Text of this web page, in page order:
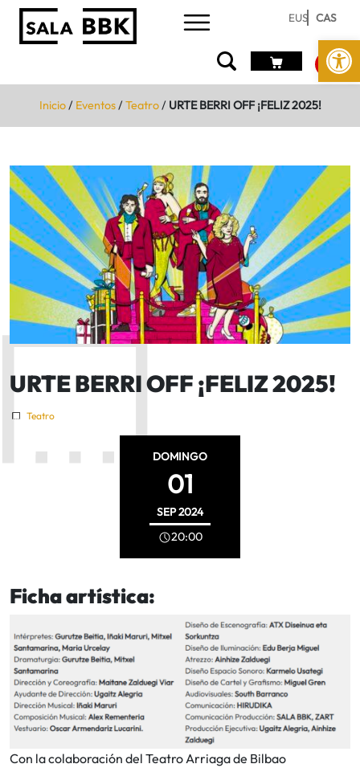
Abrir
EUS CAS
Inicio/ Eventos/Teatro/ URTE BERRI OFF ¡FELIZ 2025!
URTE BERRI OFF ¡FELIZ 2025!
Teatro
DOMINGO
01
SEP2024
20:00
Ficha artística:
Con la colaboración del Teatro Arriaga de Bilbao